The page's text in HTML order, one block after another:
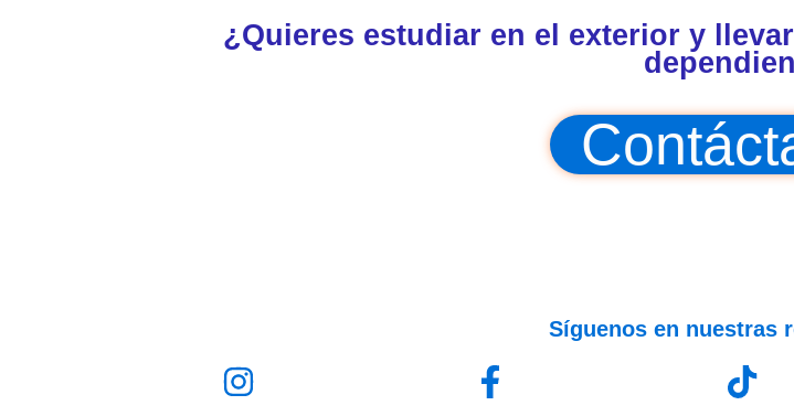
¿Quieres estudiar en el exterior y
Síguenos en nuestras